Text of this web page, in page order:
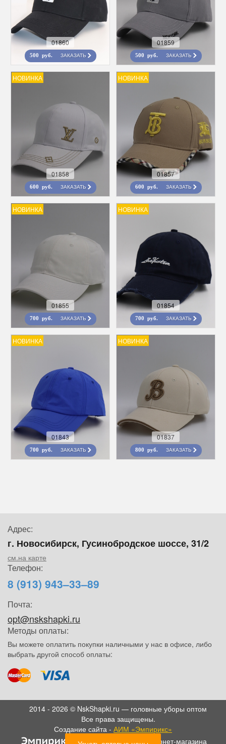
01860
500 руб. ЗАКАЗАТЬ
01859
500 руб. ЗАКАЗАТЬ
НОВИНКА
01858
600 руб. ЗАКАЗАТЬ
НОВИНКА
01857
600 руб. ЗАКАЗАТЬ
НОВИНКА
01855
700 руб. ЗАКАЗАТЬ
НОВИНКА
01854
700 руб. ЗАКАЗАТЬ
НОВИНКА
01843
700 руб. ЗАКАЗАТЬ
НОВИНКА
01837
800 руб. ЗАКАЗАТЬ
Адрес:
г. Новосибирск, Гусинобродское шоссе, 31/2
см.на карте
Телефон:
8 (913) 943–33–89
Почта:
opt@nskshapki.ru
Методы оплаты:
Вы можете оплатить покупки наличными у нас в офисе, либо
выбрать другой способ оплаты:
2014 - 2026 © NskShapki.ru — головные уборы оптом
Все права защищены.
Создание сайта - АИМ «Эмпирикс»
- SEO продвижение интернет-магазина